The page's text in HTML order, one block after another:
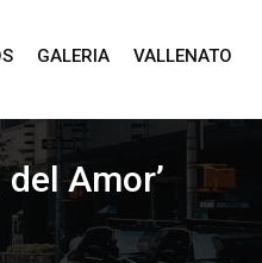
GALERIA VALLENATO
Amor’